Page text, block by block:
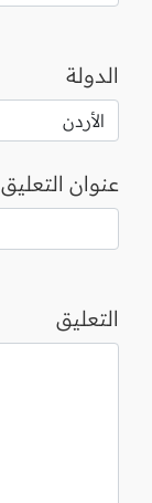
الدولة
عنوان التعليق
التعليق